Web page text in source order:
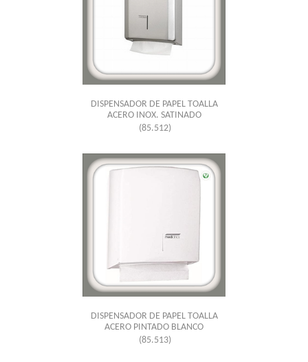
DISPENSADOR DE PAPEL TOALLA
ACERO INOX. SATINADO
(85.512)
DISPENSADOR DE PAPEL TOALLA
ACERO PINTADO BLANCO
(85.513)